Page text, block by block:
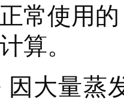
常使用
算。
因大量蒸